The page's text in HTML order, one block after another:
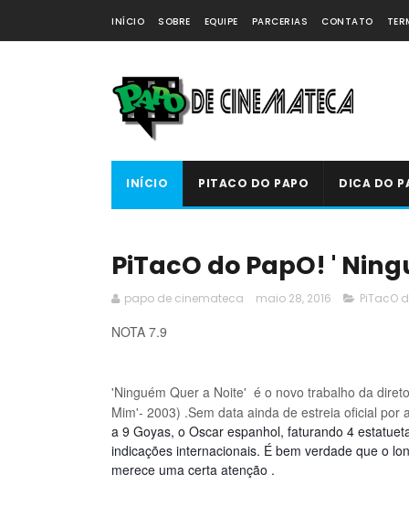
INÍCIO SOBRE EQUIPE PARCERIAS CONTATO
INÍCIO PITACO DO PAPO DICA DO
PiTacO do PapO! '
papo de cinemateca maio 28, 2016 PiTacO
NOTA 7.9
'Ninguém Quer a Noite' é o novo trabalho da
Mim'- 2003) .Sem data ainda de estreia oficial por
a 9 Goyas, o Oscar espanhol, faturando 4
indicações internacionais. É bem verdade que o
merece uma certa atenção .